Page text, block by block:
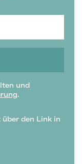
und
.
den Link in